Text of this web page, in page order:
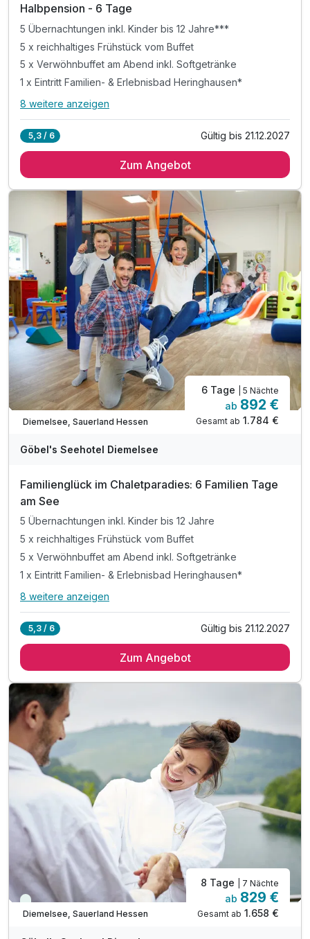
Halbpension - 6 Tage
5 Übernachtungen inkl. Kinder bis 12 Jahre***
5 x reichhaltiges Frühstück vom Buffet
5 x Verwöhnbuffet am Abend inkl. Softgetränke
1 x Eintritt Familien- & Erlebnisbad Heringhausen*
Alle Inklusivleistungen
5 x reichhaltiges Frühstück vom Buffet
1 x Eintritt Familien- & Erlebnisbad Heringhausen*
1 x Geschenk zur Anreise pro Kind
inkl. täglich unbegrenzt Softgetränke für Kinder
inkl. Kinderspiel-Programm ab 3 Jahren
inkl. 1 x Kaffee und Kuchen am Nachmittag
inkl. Toben in Indoorspielhalle „Sharkie Island"
inkl. Wellnesszeit im über 400 m² großen "Sea SPA"
inkl. Außen-Sauna mit Blick auf den Diemelsee
inkl. Kinderbadelandschaft im Familienbad*
8 weitere anzeigen
5,3 / 6 Gültig bis 21.12.2027
Zum Angebot
WAR
202
Diemelsee, Sauerland Hessen
6 Tage | 5 Nächte
ab 892 €
Gesamt ab 1.784 €
Göbel's Seehotel Diemelsee
Familienglück im Chaletparadies: 6 Familien Tage
am See
5 Übernachtungen inkl. Kinder bis 12 Jahre
5 x reichhaltiges Frühstück vom Buffet
5 x Verwöhnbuffet am Abend inkl. Softgetränke
1 x Eintritt Familien- & Erlebnisbad Heringhausen*
Alle Inklusivleistungen
5 x reichhaltiges Frühstück vom Buffet
1 x Eintritt Familien- & Erlebnisbad Heringhausen*
1 x Geschenk zur Anreise pro Kind
inkl. täglich unbegrenzt Softgetränke für Kinder
inkl. Toben in Indoorspielhalle „Sharkie Island"
inkl. Kinderspiel-Programm ab 3 Jahren
inkl. 1 x Kaffee und Kuchen am Nachmittag
inkl. Wellnesszeit im über 400 m² großen "Sea SPA"
inkl. Badetasche mit Badetüchern & Bademantel
inkl. Göbel´s WohlfühlBonus***
8 weitere anzeigen
5,3 / 6 Gültig bis 21.12.2027
Zum Angebot
Viele Termine frei
Diemelsee, Sauerland Hessen
8 Tage | 7 Nächte
ab 829 €
Gesamt ab 1.658 €